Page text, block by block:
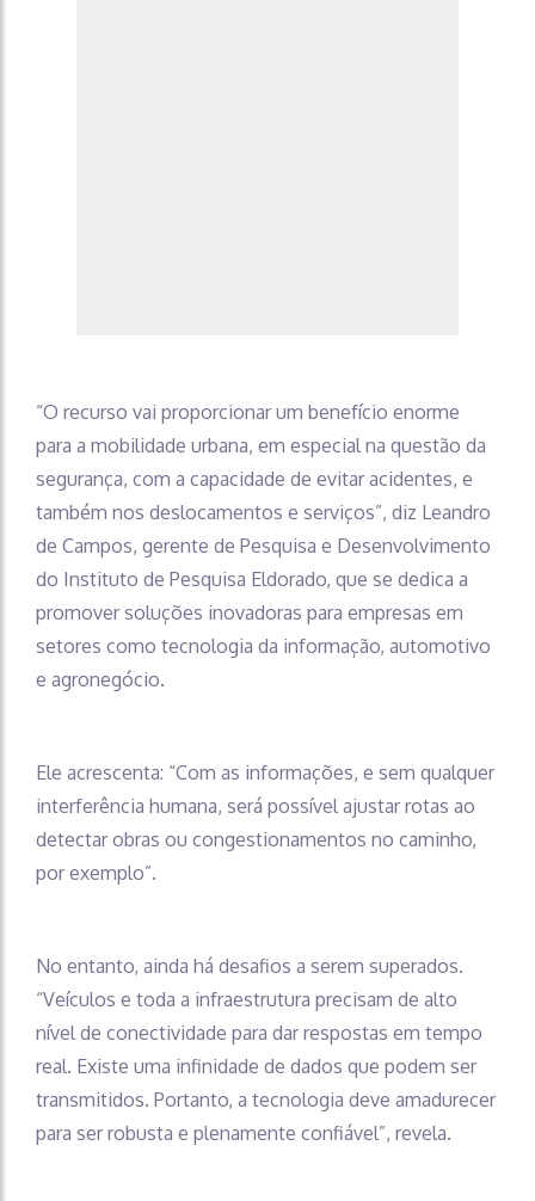
“O recurso vai proporcionar um benefício enorme
para a mobilidade urbana, em especial na questão da
segurança, com a capacidade de evitar acidentes, e
também nos deslocamentos e serviços”, diz Leandro
de Campos, gerente de Pesquisa e Desenvolvimento
do Instituto de Pesquisa Eldorado, que se dedica a
promover soluções inovadoras para empresas em
setores como tecnologia da informação, automotivo
e agronegócio.
Ele acrescenta: “Com as informações, e sem qualquer
interferência humana, será possível ajustar rotas ao
detectar obras ou congestionamentos no caminho,
por exemplo”.
No entanto, ainda há desafios a serem superados.
“Veículos e toda a infraestrutura precisam de alto
nível de conectividade para dar respostas em tempo
real. Existe uma infinidade de dados que podem ser
transmitidos. Portanto, a tecnologia deve amadurecer
para ser robusta e plenamente confiável”, revela.